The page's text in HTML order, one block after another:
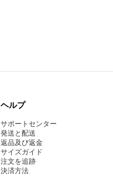
ヘルプ
サポートセンター
発送と配送
返品及び返金
サイズガイド
注文を追跡
決済方法